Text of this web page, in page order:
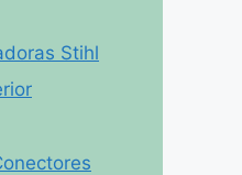
Stihl